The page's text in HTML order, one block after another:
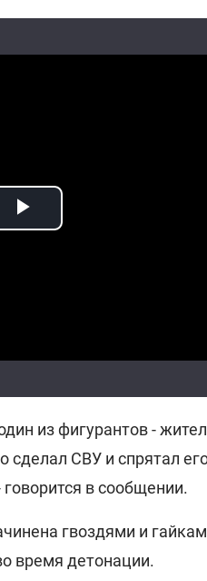
из фигурантов -
сделал СВУ и спрятал
в сообщении.
гвоздями и
время детонации.